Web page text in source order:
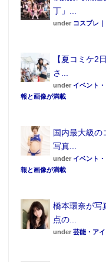
丁」...
under コスプレ
【夏コミケ2
さ...
under イベント
報と画像が満載
国内最大級の
写真...
under イベント
報と画像が満載
橋本環奈が写
点の...
under 芸能・ア